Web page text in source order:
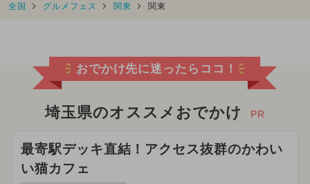
全国 グルメフェス 関東 関東
おでかけ先に迷ったらココ！
埼玉県のオススメおでかけ PR
最寄駅デッキ直結！アクセス抜群のかわい
い猫カフェ